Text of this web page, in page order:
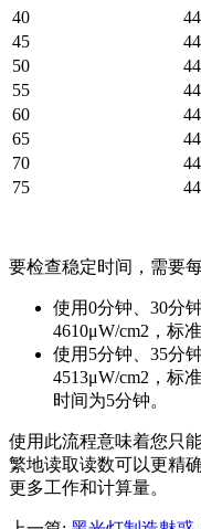
40
45
50
55
60
65
70
75
要检查稳定时间，需要
使用0分钟、30分
4610μW/cm2，标
使用5分钟、35分
4513μW/cm2，标
时间为5分钟。
使用此流程意味着您只
繁地读取读数可以更精
更多工作和计算量。